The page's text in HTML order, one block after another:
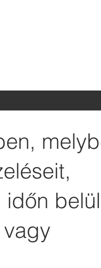
belül